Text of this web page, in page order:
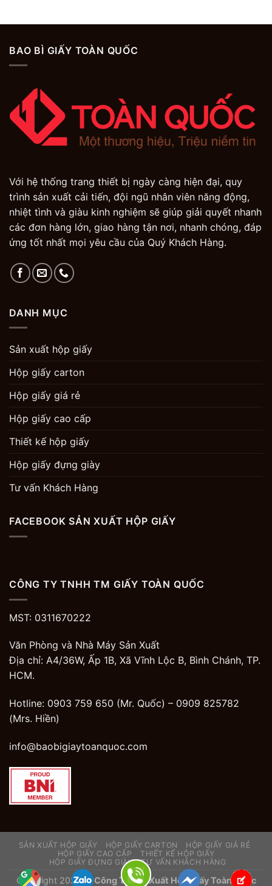
BAO BÌ GIẤY TOÀN QUỐC
Với hệ thống trang thiết bị ngày càng hiện đại, quy
trình sản xuất cải tiến, đội ngũ nhân viên năng động,
nhiệt tình và giàu kinh nghiệm sẽ giúp giải quyết nhanh
các đơn hàng lớn, giao hàng tận nơi, nhanh chóng, đáp
ứng tốt nhất mọi yêu cầu của Quý Khách Hàng.
DANH MỤC
Sản xuất hộp giấy
Hộp giấy carton
Hộp giấy giá rẻ
Hộp giấy cao cấp
Thiết kế hộp giấy
Hộp giấy đựng giày
Tư vấn Khách Hàng
FACEBOOK SẢN XUẤT HỘP GIẤY
CÔNG TY TNHH TM GIẤY TOÀN QUỐC
MST: 0311670222
Văn Phòng và Nhà Máy Sản Xuất
Địa chỉ: A4/36W, Ấp 1B, Xã Vĩnh Lộc B, Bình Chánh, TP.
HCM.
Hotline: 0903 759 650 (Mr. Quốc) – 0909 825782
(Mrs. Hiền)
info@baobigiaytoanquoc.com
SẢN XUẤT HỘP GIẤY HỘP GIẤY CARTON
HỘP GIẤY GIÁ RẺ
HỘP GIẤY CAO CẤP
THIẾT KẾ HỘP GIẤY
HỘP GIẤY ĐỰNG GIÀY
TƯ VẤN KHÁCH HÀNG
Copyright 2026 ©Công Ty Sản Xuất Hộp Giấy Toàn Quốc